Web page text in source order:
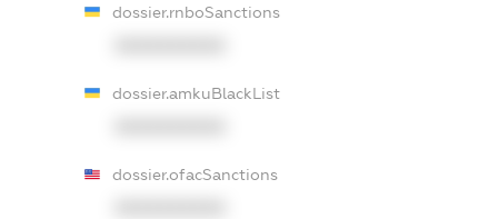
dossier.rnboSanctions
dossier.amkuBlackList
dossier.ofacSanctions